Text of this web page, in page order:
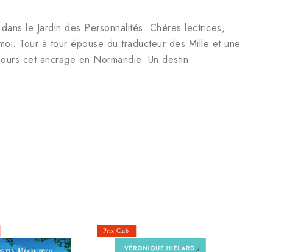
le Jardin des Personnalités. Chères lectrices,
Tour à tour épouse du traducteur des Mille et une
cet ancrage en Normandie. Un destin